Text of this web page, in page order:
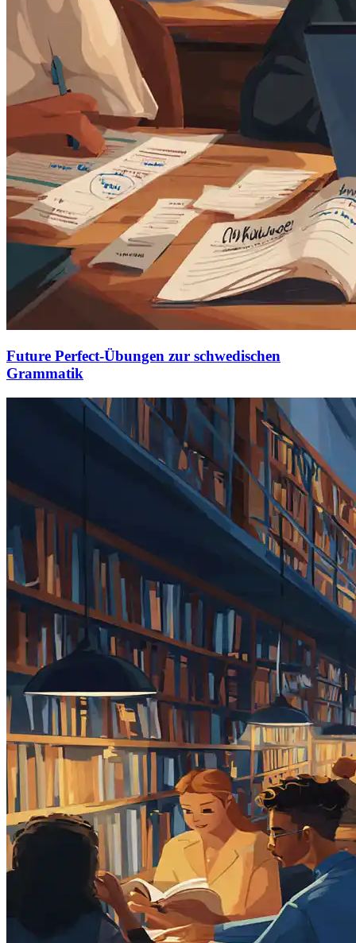
Future Perfect-Übungen zur schwedischen
Grammatik